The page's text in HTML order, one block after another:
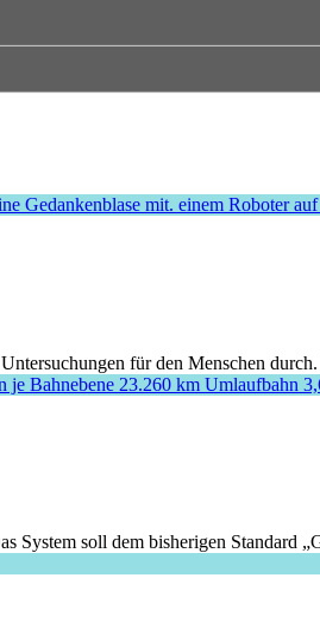
für den Menschen
System soll dem bisherigen Standard